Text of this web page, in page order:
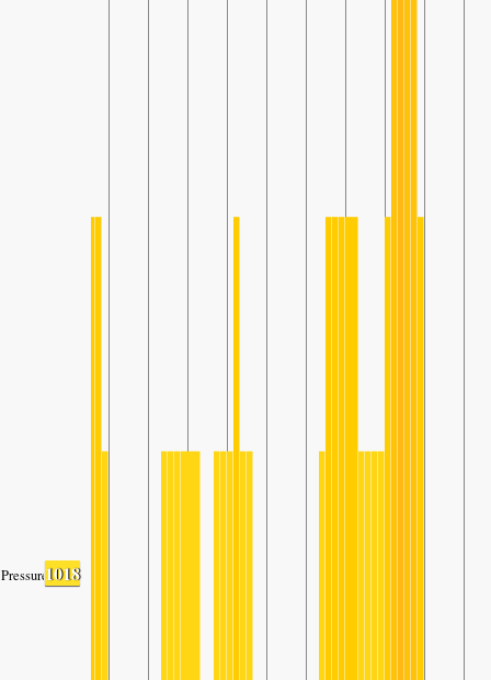
Pressure1018